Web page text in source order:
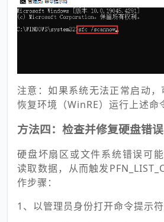
注意：如果系统无法正常启动
恢复环境（WinRE）运行上述命
方法四：检查并修复硬盘错误
硬盘坏扇区或文件系统错误可
读取数据，从而触发
作步骤：
1、以管理员身份打开命令提示符